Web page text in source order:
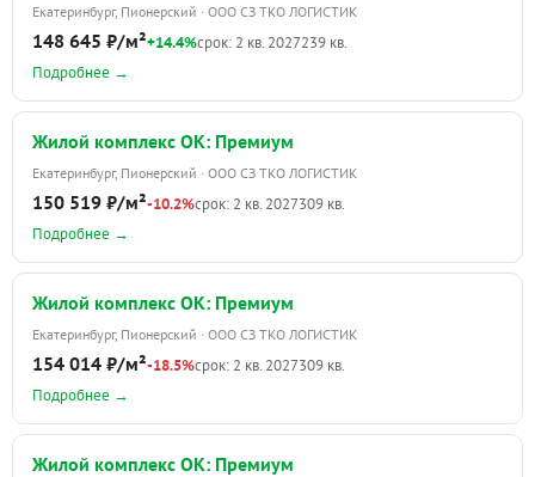
Екатеринбург, Пионерский · ООО СЗ ТКО ЛОГИСТИК
148 645 ₽/м²+14.4%срок: 2 кв. 2027239 кв.
Подробнее →
Жилой комплекс ОК: Премиум
Екатеринбург, Пионерский · ООО СЗ ТКО ЛОГИСТИК
150 519 ₽/м²-10.2%срок: 2 кв. 2027309 кв.
Подробнее →
Жилой комплекс ОК: Премиум
Екатеринбург, Пионерский · ООО СЗ ТКО ЛОГИСТИК
154 014 ₽/м²-18.5%срок: 2 кв. 2027309 кв.
Подробнее →
Жилой комплекс ОК: Премиум